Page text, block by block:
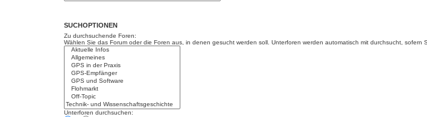
SUCHOPTIONEN
Zu durchsuchende Foren:
Wählen Sie das Forum oder die Foren aus, in denen gesucht werden soll. Unterforen werden automatisch mit durchsucht, sofern
Unterforen durchsuchen: